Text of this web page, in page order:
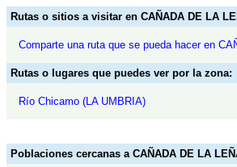
Rutas o sitios a visitar en CAÑADA DE LA
Comparte una ruta que se pueda hacer en
Rutas o lugares que puedes ver por la zona:
Río Chicamo (LA UMBRIA)
Poblaciones cercanas a CAÑADA DE LA